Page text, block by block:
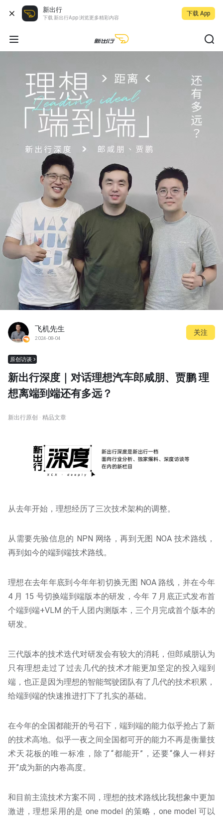
新出行
下载 新出行App 浏览更多精彩内容
下载 App
飞机先生
2024-08-04
关注
原创访谈
新出行深度｜对话理想汽车郎咸朋、贾鹏 理
想离端到端还有多远？
新出行原创 · 精品文章
从去年开始，理想经历了三次技术架构的调整。
从需要先验信息的 NPN 网络，再到无图 NOA 技术路线，
再到如今的端到端技术路线。
理想在去年年底到今年年初切换无图 NOA 路线，并在今年
4 月 15 号切换端到端版本的研发，今年 7 月底正式发布首
个端到端+VLM 的千人团内测版本，三个月完成首个版本的
研发。
三代版本的技术迭代对研发会有较大的消耗，但郎咸朋认为
只有理想走过了过去几代的技术才能更加坚定的投入端到
端，也正是因为理想的智能驾驶团队有了几代的技术积累，
给端到端的快速推进打下了扎实的基础。
在今年的全国都能开的号召下，端到端的能力似乎抢占了新
的技术高地。似乎一夜之间全国都可开的能力不再是衡量技
术天花板的唯一标准，除了“都能开”，还要“像人一样好
开”成为新的内卷高度。
和目前主流技术方案不同，理想的技术路线比我想象中更加
激进，理想采用的是 one model 的策略，one model 可以